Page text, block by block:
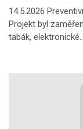
14.5.2026
Projekt byl
tabák,